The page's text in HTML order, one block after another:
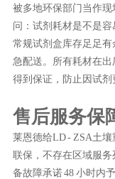
被多地环保部门当作现
问：试剂耗材是不是
常规试剂盒库存足足
急配送。所有耗材在
得到保证，防止因试剂
售后服务保
莱恩德给LD - ZSA土
联保，不存在区域服务
备故障承诺 48 小时内